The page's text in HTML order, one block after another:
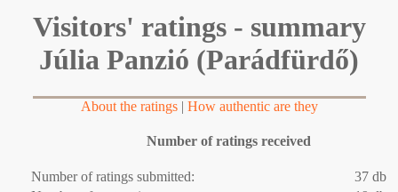
Visitors' ratings - summary
Júlia Panzió (Parádfürdő)
About the ratings| How authentic are they
Number of ratings received
Number of ratings submitted:
37 db